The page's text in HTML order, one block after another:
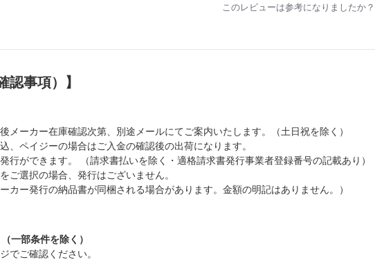
このレビューは参考になりましたか？
認事項）】
メーカー在庫確認次第、別途メールにてご案内いたします。（土日祝を除く）
ペイジーの場合はご入金の確認後の出荷になります。
行ができます。 （請求書払いを除く・適格請求書発行事業者登録番号の記載あり）
ご選択の場合、発行はございません。
カー発行の納品書が同梱される場合があります。金額の明記はありません。）
一部条件を除く）
でご確認ください。